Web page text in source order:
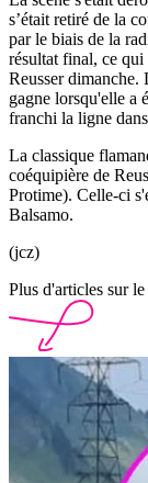
s’était retiré de la
par le biais de la
résultat final, ce qui
Reusser dimanche.
gagne lorsqu'elle a
franchi la ligne
La classique
coéquipière de
Protime). Celle-ci
Balsamo.
(jcz)
Plus d'articles sur